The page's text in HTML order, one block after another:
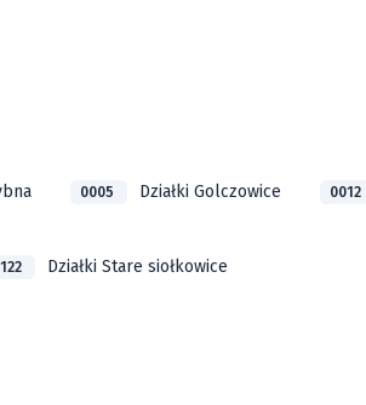
0005 Działki Golczowice 0012
Działki Stare siołkowice